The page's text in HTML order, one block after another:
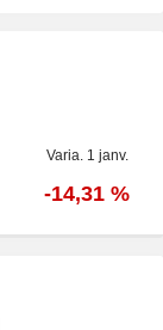
Varia. 1 janv.
-14,31 %